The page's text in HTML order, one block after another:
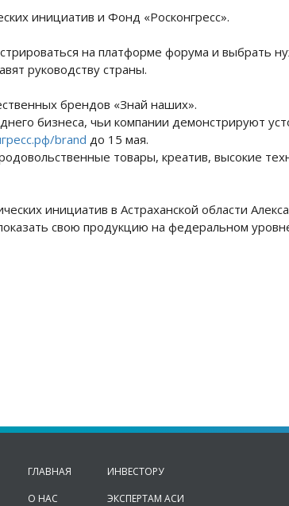
инициатив и Фонд «Росконгресс».
на платформе форума и выбрать
руководству страны.
брендов «Знай наших».
бизнеса, чьи компании демонстрируют
brand до 15 мая.
товары, креатив, высокие
инициатив в Астраханской области
свою продукцию на федеральном
ГЛАВНАЯ
О НАС
ИНВЕСТОРУ
ЭКСПЕРТАМ АСИ